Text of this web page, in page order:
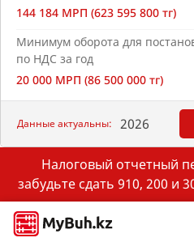
144 184 МРП (623 595 800 тг)
Минимум оборота для
по НДС за год
20 000 МРП (86 500 000 тг)
Данные актуальны: 2026
Налоговый отчетный
забудьте сдать 910, 200 и